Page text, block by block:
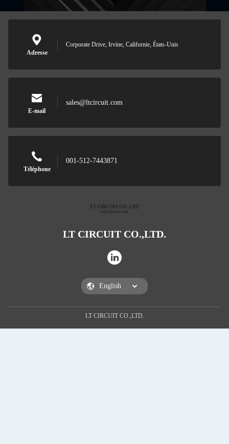
Nous vous
Adresse
Corporate Drive, Irvine, Californie, États-Unis
E-mail
sales@ltcircuit.com
Téléphone
001-512-7443871
LT CIRCUIT CO.,LTD.
LT CIRCUIT CO.,LTD.